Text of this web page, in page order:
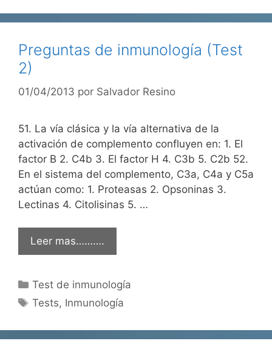
Preguntas de inmunología (Test
2)
01/04/2013 por Salvador Resino
51. La vía clásica y la vía alternativa de la
activación de complemento confluyen en: 1. El
factor B 2. C4b 3. El factor H 4. C3b 5. C2b 52.
En el sistema del complemento, C3a, C4a y C5a
actúan como: 1. Proteasas 2. Opsoninas 3.
Lectinas 4. Citolisinas 5. …
Leer mas……….
Categorías
Test de inmunología
Etiquetas
Tests, Inmunología